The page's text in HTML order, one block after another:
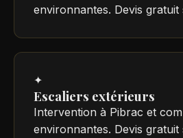
environnantes. Devis gratuit
✦
Escaliers extérieurs
Intervention à Pibrac et
environnantes. Devis gratuit